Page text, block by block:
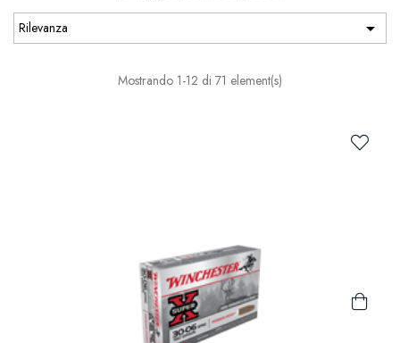
Rilevanza 
Mostrando 1-12 di 71 element(s)